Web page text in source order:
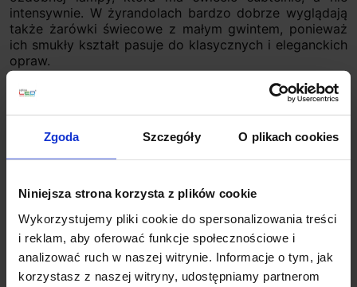
Zgoda Szczegóły O plikach cookies
Niniejsza strona korzysta z plików cookie
Wykorzystujemy pliki cookie do spersonalizowania treści
i reklam, aby oferować funkcje społecznościowe i
analizować ruch w naszej witrynie. Informacje o tym, jak
korzystasz z naszej witryny, udostępniamy partnerom
intensywnie. W żyrandolach bardzo dobrze wyglądają
także żarówki świecowe z małym gwintem, ponieważ
ich smukły kształt pasuje do klasycznych i eleganckich
opraw.
8W– dobry wybór do sypialni, przedpokoju, lampki
salonu, pokoju lub większej lampy.
Warianty dekoracyjne
– najlepsze do żyrandoli, lampek
nocnych i opraw, w których liczy się wygląd źródła
światła.
Barwa światła – jak żarówka LED E14 zmienia